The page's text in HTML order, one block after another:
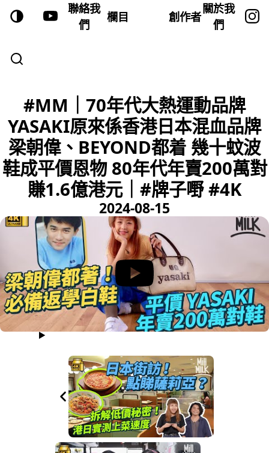
聯絡我
們
欄目 創作者
關於我
們
#MM｜70年代大熱運動品牌
YASAKI原來係香港日本混血品牌
梁朝偉、BEYOND都着 幾十蚊波
鞋成平價恩物 80年代年賣200萬對
賺1.6億港元｜#牌子嘢 #4K
2024-08-15